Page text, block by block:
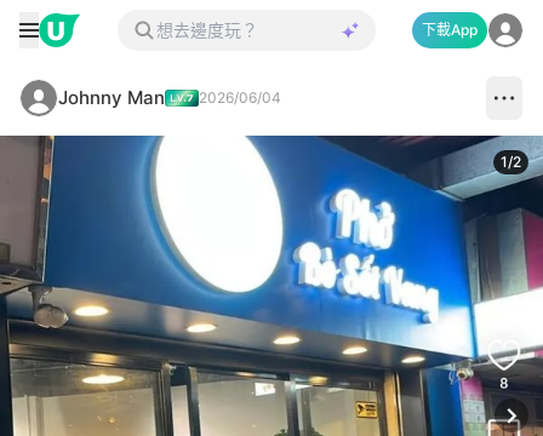
下載App
Johnny Man 2026/06/04
1/2